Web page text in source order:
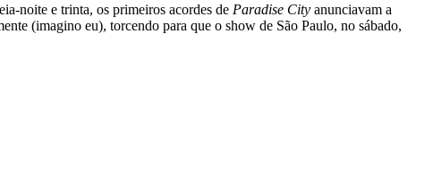
noite e trinta, os primeiros acordes de Paradise City anunciavam a
(imagino eu), torcendo para que o show de São Paulo, no sábado,